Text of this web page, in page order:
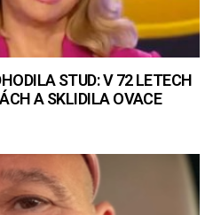
STUD: V 72 LETECH
A SKLIDILA OVACE